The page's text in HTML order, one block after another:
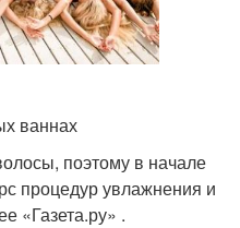
ваннах
поэтому в начале
процедур увлажнения и
«Газета.ру» .